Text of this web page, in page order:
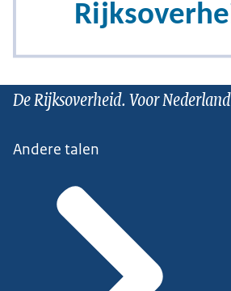
De Rijksoverheid. Voor Nederland
Andere talen